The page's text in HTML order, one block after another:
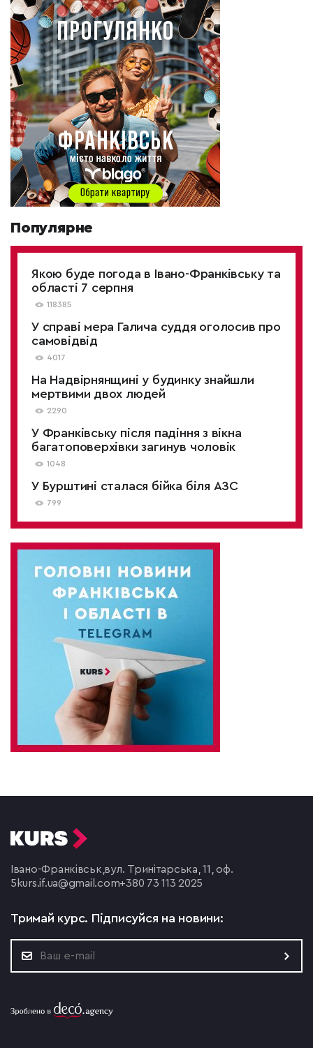
Популярне
Якою буде погода в Івано-Франківську та
області 7 серпня
118385
У справі мера Галича суддя оголосив про
самовідвід
4017
На Надвірнянщині у будинку знайшли
мертвими двох людей
2290
У Франківську після падіння з вікна
багатоповерхівки загинув чоловік
1048
У Бурштині сталася бійка біля АЗС
799
Івано-Франківськ, вул. Тринітарська, 11, оф.
5 kurs.if.ua@gmail.com+380 73 113 2025
Тримай курс. Підписуйся на новини: